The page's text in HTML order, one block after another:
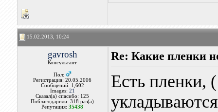
15.02.2013, 10:24
gavrosh
Консультант
Пол:
Регистрация: 20.05.2006
Сообщений: 1,602
Images: 21
Сказал(а) спасибо: 125
Поблагодарили: 318 раз(а)
Репутация:35438
Re: Какие пленки
Есть пленки,